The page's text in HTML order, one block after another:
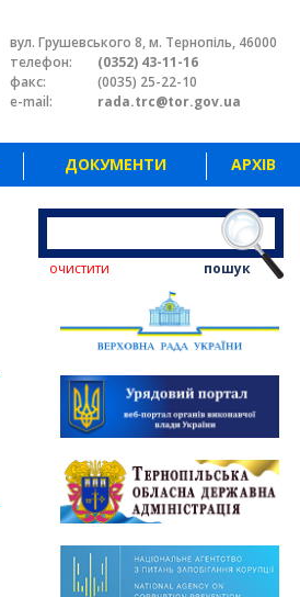
вул. Грушевського 8, м. Тернопіль, 46000
телефон:
(0352) 43-11-16
факс:
(0035) 25-22-10
e-mail:
rada.trc@tor.gov.ua
ДОКУМЕНТИ АРХІВ
пошук
очистити